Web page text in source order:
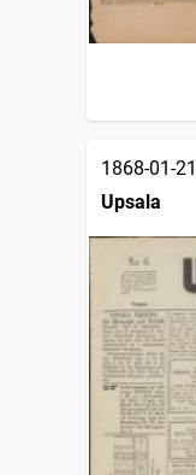
1868-01-21
Upsala